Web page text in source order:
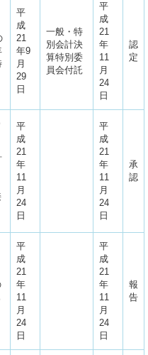
平
成
21
年9
月
29
日
一般・特
別会計決
算特別委
員会付託
平
成
21
年
11
月
24
日
認
定
平
成
21
年
11
月
24
日
平
成
21
年
11
月
24
日
承
認
平
成
21
年
11
月
24
日
平
成
21
年
11
月
24
日
報
告